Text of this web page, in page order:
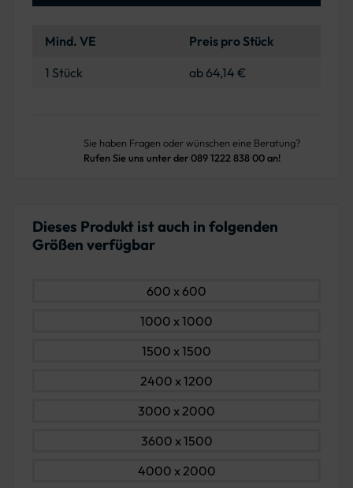
Mind. VE
Preis pro Stück
1 Stück
ab 64,14 €
Sie haben Fragen oder wünschen eine Beratung?
Rufen Sie uns unter der 089 1222 838 00 an!
Dieses Produkt ist auch in folgenden
Größen verfügbar
600 x 600
1000 x 1000
1500 x 1500
2400 x 1200
3000 x 2000
3600 x 1500
4000 x 2000